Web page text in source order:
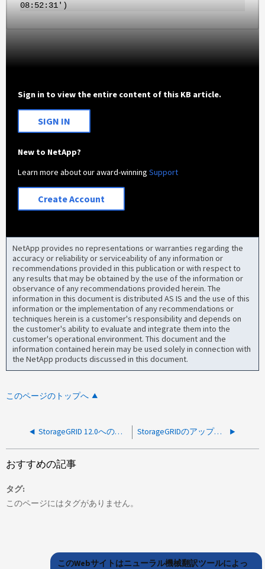
08:52:31')
Sign in to view the entire content of this KB article.
SIGN IN
New to NetApp?
Learn more about our award-winningSupport
Create Account
NetApp provides no representations or warranties regarding the
accuracy or reliability or serviceability of any information or
recommendations provided in this publication or with respect to
any results that may be obtained by the use of the information or
observance of any recommendations provided herein. The
information in this document is distributed AS IS and the use of this
information or the implementation of any recommendations or
techniques herein is a customer's responsibility and depends on
the customer's ability to evaluate and integrate them into the
customer's operational environment. This document and the
information contained herein may be used solely in connection with
the NetApp products discussed in this document.
このページのトップへ
StorageGRID 12.0へのアップグレードは、テーブル削除操作を待機しながら新機能を有効にしている間に失敗 StorageGRIDのアップグレード/ホットフィックスが失敗し、新機能の有効化中にエラーが発生しました：
おすすめの記事
タグ
このページにはタグがありません。
このWebサイトはニューラル機械翻訳ツールによっ